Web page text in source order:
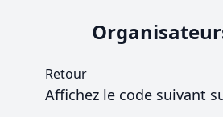
Retour
Affichez le code suivant